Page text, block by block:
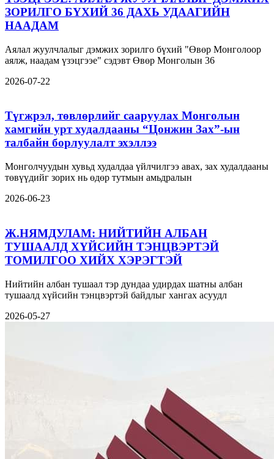
ЗОРИЛГО БҮХИЙ 36 ДАХЬ УДААГИЙН
НААДАМ
Аялал жуулчлалыг дэмжих зорилго бүхий "Өвөр Монголоор
аялж, наадам үзэцгээе" сэдэвт Өвөр Монголын 36
2026-07-22
Түгжрэл, төвлөрлийг сааруулах Монголын
хамгийн урт худалдааны “Цонжин Зах”-ын
талбайн борлуулалт эхэллээ
Монголчуудын хувьд худалдаа үйлчилгээ авах, зах худалдааны
төвүүдийг зорих нь өдөр тутмын амьдралын
2026-06-23
Ж.НЯМДУЛАМ: НИЙТИЙН АЛБАН
ТУШААЛД ХҮЙСИЙН ТЭНЦВЭРТЭЙ
ТОМИЛГОО ХИЙХ ХЭРЭГТЭЙ
Нийтийн албан тушаал тэр дундаа удирдах шатны албан
тушаалд хүйсийн тэнцвэртэй байдлыг хангах асуудл
2026-05-27